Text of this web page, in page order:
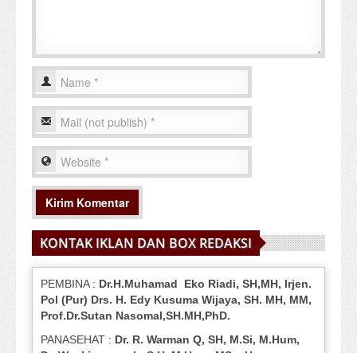
KONTAK IKLAN DAN BOX REDAKSI
PEMBINA : Dr.H.Muhamad Eko Riadi, SH,MH, Irjen.
Pol (Pur) Drs. H. Edy Kusuma Wijaya, SH. MH, MM,
Prof.Dr.Sutan Nasomal,SH.MH,PhD.
PANASEHAT : Dr. R. Warman Q, SH, M.Si, M.Hum,